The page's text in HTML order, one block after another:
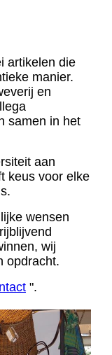
artikelen die
manier.
en
samen in het
aan
keus voor elke
wensen
wij
opdracht.
".